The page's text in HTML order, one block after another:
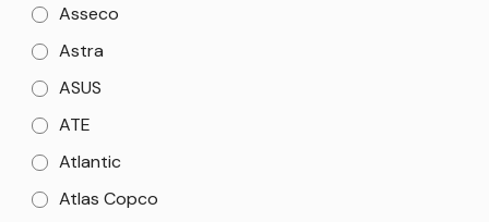
Asseco
Astra
ASUS
ATE
Atlantic
Atlas Copco